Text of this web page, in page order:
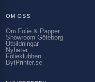
OM OSS
Om Folie & Papper
Showroom Göteborg
Utbildningar
Nyheter
Folieklubben
BytPrinter.se